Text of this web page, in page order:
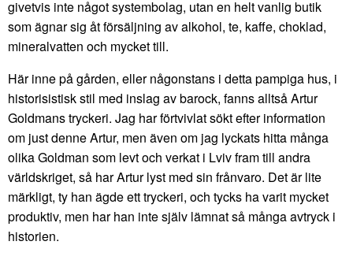
givetvis inte något systembolag, utan en helt vanlig butik
som ägnar sig åt försäljning av alkohol, te, kaffe, choklad,
mineralvatten och mycket till.
Här inne på gården, eller någonstans i detta pampiga hus, i
historisistisk stil med inslag av barock, fanns alltså Artur
Goldmans tryckeri. Jag har förtvivlat sökt efter information
om just denne Artur, men även om jag lyckats hitta många
olika Goldman som levt och verkat i Lviv fram till andra
världskriget, så har Artur lyst med sin frånvaro. Det är lite
märkligt, ty han ägde ett tryckeri, och tycks ha varit mycket
produktiv, men har han inte själv lämnat så många avtryck i
historien.